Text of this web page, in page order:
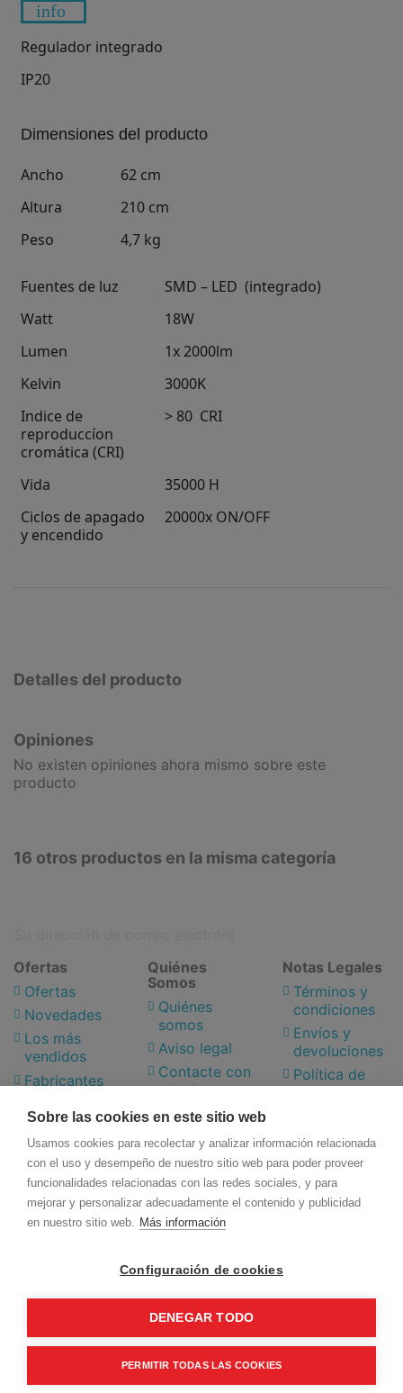
info
Regulador integrado
IP20
Dimensiones del producto
Ancho 62 cm
Altura
210 cm
Peso
4,7 kg
Fuentes de luz SMD – LED (integrado)
Watt
18W
Lumen
1x 2000lm
Kelvin
3000K
Indice de
reproduccíon
cromática (CRI)
> 80 CRI
Vida 35000 H
Ciclos de apagado
y encendido
20000x ON/OFF
Detalles del producto
Opiniones
No existen opiniones ahora mismo sobre este
producto
16 otros productos en la misma categoría
Ofertas
Ofertas
Novedades
Los más
vendidos
Fabricantes
Quiénes
Somos
Quiénes
somos
Aviso legal
Contacte con
nosotros
Mapa del sitio
Notas Legales
Términos y
condiciones
Envíos y
devoluciones
Política de
Cookies
Mi Cuenta
Iniciar sesión
Mi cuenta
Datos de contacto
Carretera de Alicún, 303
Roquetas de Mar - Almería
950 344 019
pedidos@superlampara.com
© Superlampara. Todos los derechos reservados.
Desarrollada porMaresoft
Sobre las cookies en este sitio web
Usamos cookies para recolectar y analizar información relacionada
con el uso y desempeño de nuestro sitio web para poder proveer
funcionalidades relacionadas con las redes sociales, y para
mejorar y personalizar adecuadamente el contenido y publicidad
en nuestro sitio web. Más información
Configuración de cookies
DENEGAR TODO
PERMITIR TODAS LAS COOKIES